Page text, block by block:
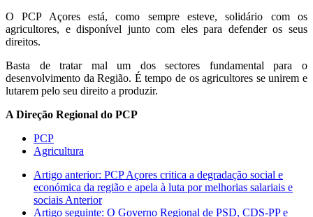
O PCP Açores está, como sempre esteve, solidário com os
agricultores, e disponível junto com eles para defender os seus
direitos.
Basta de tratar mal um dos sectores fundamental para o
desenvolvimento da Região. É tempo de os agricultores se unirem e
lutarem pelo seu direito a produzir.
A Direção Regional do PCP
PCP
Agricultura
Artigo anterior: PCP Açores critica a degradação social e
económica da região e apela à luta por melhorias salariais e
sociaisAnterior
Artigo seguinte: O Governo Regional de PSD, CDS-PP e